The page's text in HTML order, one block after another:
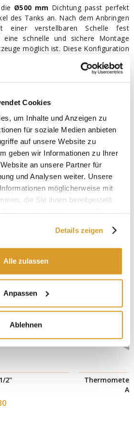
Cookies
um Inhalte und Anzeigen zu
für soziale Medien anbieten
auf unsere Website zu
geben wir Informationen zu Ihrer
an unsere Partner für
und Analysen weiter. Unsere
möglicherweise mit
die Sie ihnen bereitgestellt
Details zeigen
Alle zulassen
Anpassen
Ablehnen
Ø500 mm Dichtung passt perfekt
des Tanks an. Nach dem Anbringen
verstellbaren Schelle fest
eine schnelle und sichere Montage
möglich ist. Diese Konfiguration
, der die Integrität der
für Tanks mit
mit Klemmdeckel
STEHENDE PRODUKTE
2"
Thermometer